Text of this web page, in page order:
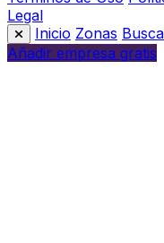
Legal
Inicio Zonas
Añadir empresa gratis